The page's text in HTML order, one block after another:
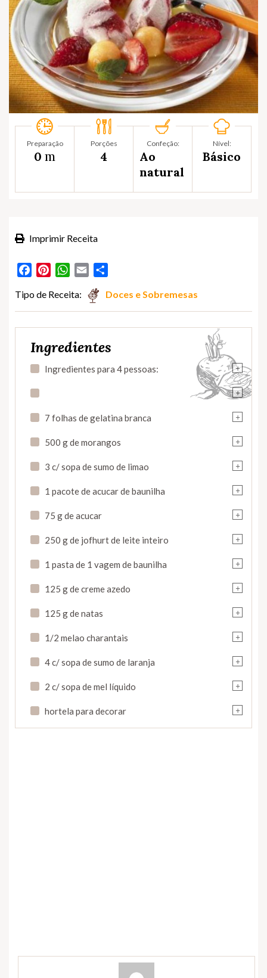
Preparação
0 m
Porções
4
Confeção:
Ao
natural
Nível:
Básico
Imprimir Receita
FacebookPinterestWhatsApp
Email
Tipo de Receita: Doces e Sobremesas
Ingredientes
+
Ingredientes para 4 pessoas:
+
+
7 folhas de gelatina branca
+
500 g de morangos
+
3 c/ sopa de sumo de limao
+
1 pacote de acucar de baunilha
+
75 g de acucar
+
250 g de jofhurt de leite inteiro
+
1 pasta de 1 vagem de baunilha
+
125 g de creme azedo
+
125 g de natas
+
1/2 melao charantais
+
4 c/ sopa de sumo de laranja
+
2 c/ sopa de mel líquido
+
hortela para decorar